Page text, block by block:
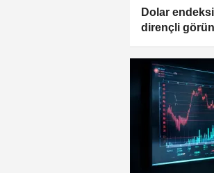
Dolar endeksi
dirençli